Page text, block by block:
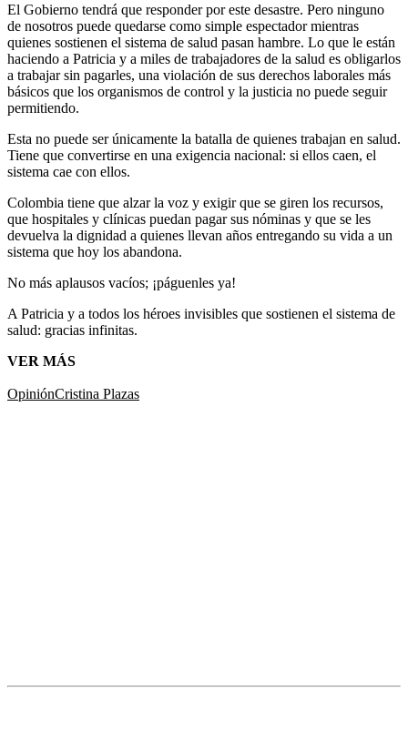
El Gobierno tendrá que responder por este desastre. Pero ninguno
de nosotros puede quedarse como simple espectador mientras
quienes sostienen el sistema de salud pasan hambre. Lo que le están
haciendo a Patricia y a miles de trabajadores de la salud es obligarlos
a trabajar sin pagarles, una violación de sus derechos laborales más
básicos que los organismos de control y la justicia no puede seguir
permitiendo.​​​​​​​​​​​​​​​​
Esta no puede ser únicamente la batalla de quienes trabajan en salud.
Tiene que convertirse en una exigencia nacional: si ellos caen, el
sistema cae con ellos.
Colombia tiene que alzar la voz y exigir que se giren los recursos,
que hospitales y clínicas puedan pagar sus nóminas y que se les
devuelva la dignidad a quienes llevan años entregando su vida a un
sistema que hoy los abandona.​​​​​​​​​​​​​​​​
No más aplausos vacíos; ¡páguenles ya!
A Patricia y a todos los héroes invisibles que sostienen el sistema de
salud: gracias infinitas.​​​​​​​​​​​​​​​​
VER MÁS
OpiniónCristina Plazas